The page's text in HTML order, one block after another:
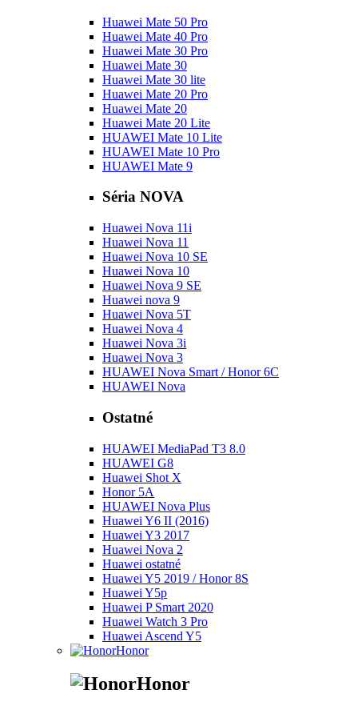
Huawei Mate 50 Pro
Huawei Mate 40 Pro
Huawei Mate 30 Pro
Huawei Mate 30
Huawei Mate 30 lite
Huawei Mate 20 Pro
Huawei Mate 20
Huawei Mate 20 Lite
HUAWEI Mate 10 Lite
HUAWEI Mate 10 Pro
HUAWEI Mate 9
Séria NOVA
Huawei Nova 11i
Huawei Nova 11
Huawei Nova 10 SE
Huawei Nova 10
Huawei Nova 9 SE
Huawei nova 9
Huawei Nova 5T
Huawei Nova 4
Huawei Nova 3i
Huawei Nova 3
HUAWEI Nova Smart / Honor 6C
HUAWEI Nova
Ostatné
HUAWEI MediaPad T3 8.0
HUAWEI G8
Huawei Shot X
Honor 5A
HUAWEI Nova Plus
Huawei Y6 II (2016)
Huawei Y3 2017
Huawei Nova 2
Huawei ostatné
Huawei Y5 2019 / Honor 8S
Huawei Y5p
Huawei P Smart 2020
Huawei Watch 3 Pro
Huawei Ascend Y5
Honor
Honor